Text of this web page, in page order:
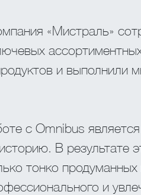
«Мистраль»
и выполнили
с Omnibus является
В результате
тонко
и